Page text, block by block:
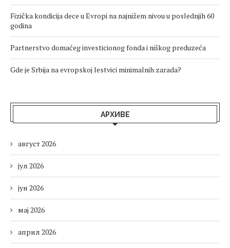
Fizička kondicija dece u Evropi na najnižem nivou u poslednjih 60
godina
Partnerstvo domaćeg investicionog fonda i niškog preduzeća
Gde je Srbija na evropskoj lestvici minimalnih zarada?
АРХИВЕ
август 2026
јул 2026
јун 2026
мај 2026
април 2026